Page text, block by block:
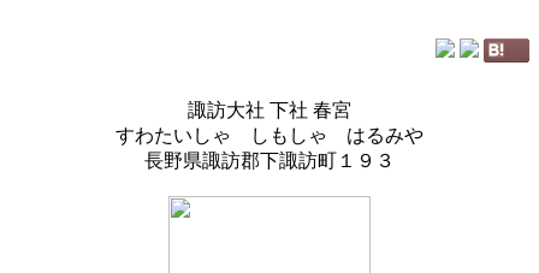
諏訪大社 下社 春宮
すわたいしゃ しもしゃ はるみや
長野県諏訪郡下諏訪町１９３